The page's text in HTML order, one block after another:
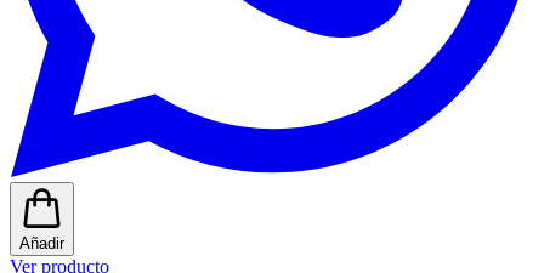
Añadir
Ver producto